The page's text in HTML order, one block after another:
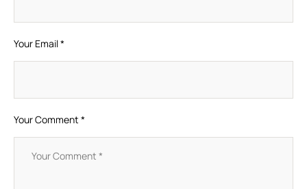
Your Comment *
Your Email *